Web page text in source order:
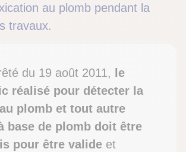
au plomb pendant la
travaux.
du 19 août 2011,
le
réalisé pour détecter la
plomb et tout autre
base de plomb doit être
pour être valide et